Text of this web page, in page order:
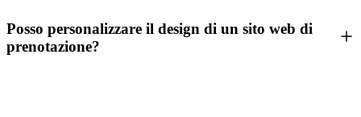
Posso personalizzare il design di un sito web di
prenotazione?